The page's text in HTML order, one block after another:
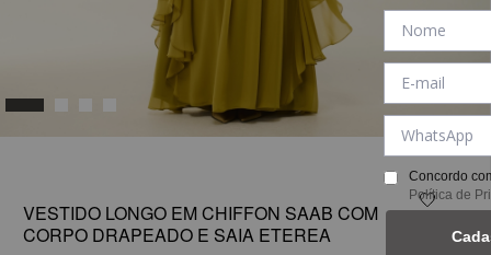
1
VESTIDO LONGO EM CHIFFON SAAB COM
CORPO DRAPEADO E SAIA ETEREA
Concordo
Política de